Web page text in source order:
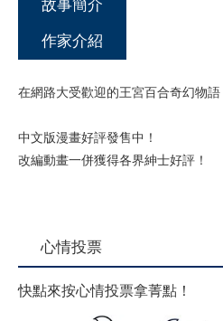
故事簡介
作家介紹
在網路大受歡迎的王宮百合奇幻物語
中文版漫畫好評發售中！
改編動畫一併獲得各界紳士好評！
心情投票
快點來按心情投票拿菁點！